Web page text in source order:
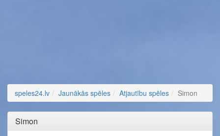
speles24.lv Jaunākās spēles Atjautību spēles Simon
Simon